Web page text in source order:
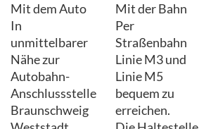
Mit dem Auto
In
unmittelbarer
Nähe zur
Autobahn-
Anschlussstelle
Braunschweig
Mit der Bahn
Per
Straßenbahn
Linie M3 und
Linie M5
bequem zu
erreichen.